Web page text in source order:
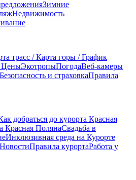
Зимние
Недвижимость
трасс / Карта горы / График
ЦеныЭкотропыПогодаВеб-камеры
Безопасность и страховкаПравила
добраться до курорта Красная
Красная ПолянаСвадьба в
Инклюзивная среда на Курорте
НовостиПравила курортаРабота у